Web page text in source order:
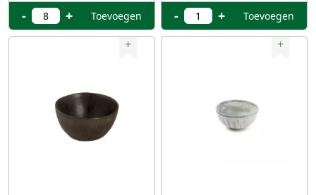
- + Toevoegen - + Toevoegen
+ +